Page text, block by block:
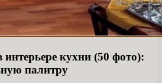
интерьере кухни (50 фото):
палитру